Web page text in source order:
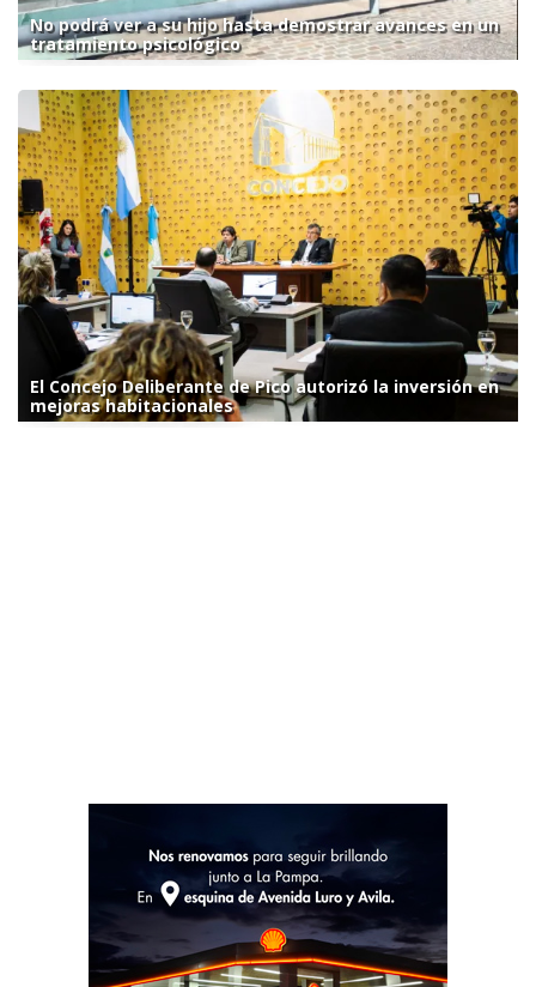
No podrá ver a su hijo hasta demostrar avances en un
tratamiento psicológico
El Concejo Deliberante de Pico autorizó la inversión en
mejoras habitacionales